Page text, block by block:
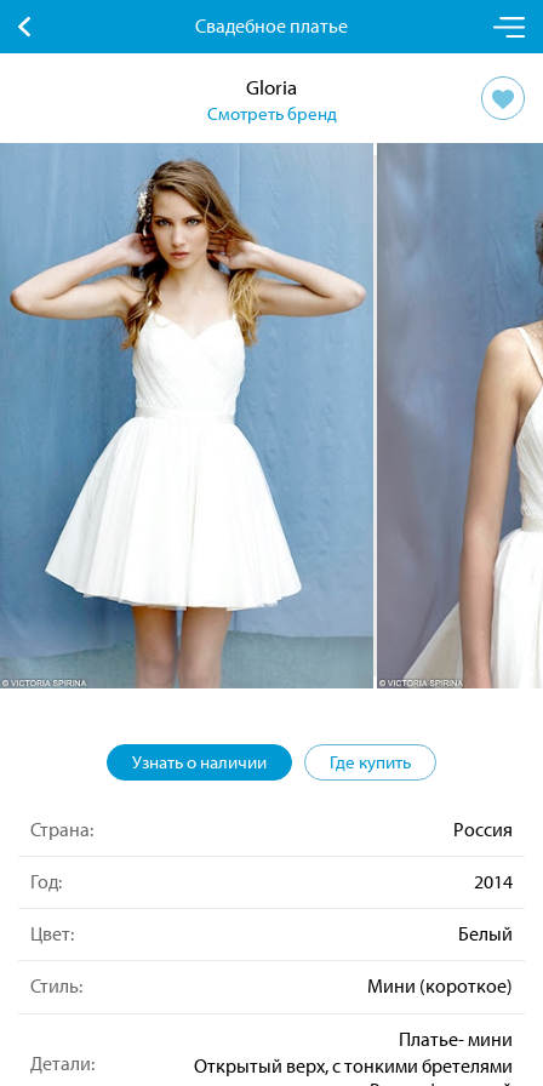
Свадебное платье
Gloria
Смотреть бренд
Узнать о наличии Где купить
Страна: Россия
Год: 2014
Цвет: Белый
Стиль: Мини (короткое)
Детали:
Платье- мини
Открытый верх, с тонкими бретелями